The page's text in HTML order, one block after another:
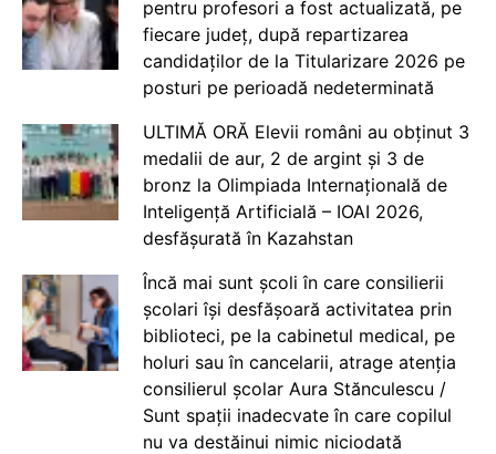
pentru profesori a fost actualizată, pe
fiecare județ, după repartizarea
candidaților de la Titularizare 2026 pe
posturi pe perioadă nedeterminată
ULTIMĂ ORĂ Elevii români au obținut 3
medalii de aur, 2 de argint și 3 de
bronz la Olimpiada Internațională de
Inteligență Artificială – IOAI 2026,
desfășurată în Kazahstan
Încă mai sunt școli în care consilierii
școlari își desfășoară activitatea prin
biblioteci, pe la cabinetul medical, pe
holuri sau în cancelarii, atrage atenția
consilierul școlar Aura Stănculescu /
Sunt spații inadecvate în care copilul
nu va destăinui nimic niciodată